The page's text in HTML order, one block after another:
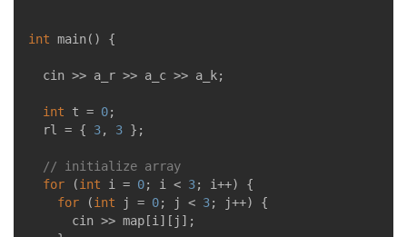
int main() {
int t = 0;
	rl = {
3, 3 };
// initialize array
for (int i = 0; i < 3; i++) {
for (int j = 0; j < 3; j++) {